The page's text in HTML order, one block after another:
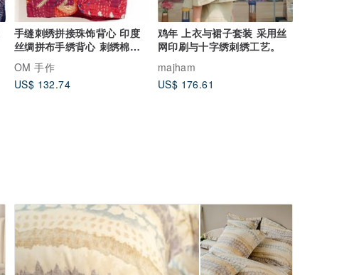
手缝刺绣拼接珠饰背心 印度
丝绸拼布手绣背心 刺绣棉上
衣-红色花
OM 手作
US$ 132.74
鸡年 上衣与裙子套装 采用丝
网印刷与十字绣刺绣工艺。
majham
US$ 176.61